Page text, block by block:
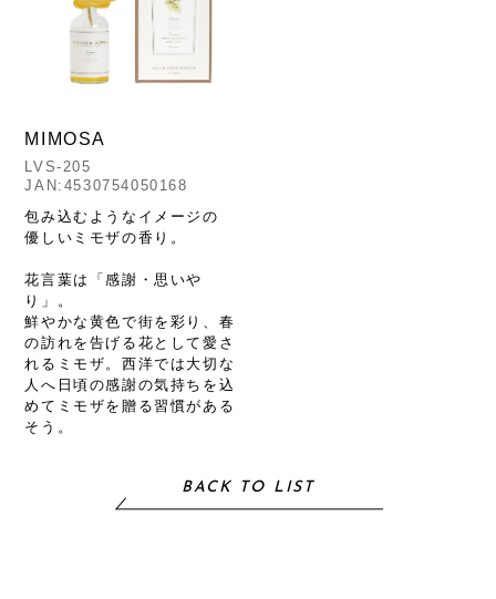
MIMOSA
LVS-205
JAN:4530754050168
包み込むようなイメージの
優しいミモザの香り。
花言葉は「感謝・思いや
り」。
鮮やかな黄色で街を彩り、春
の訪れを告げる花として愛さ
れるミモザ。西洋では大切な
人へ日頃の感謝の気持ちを込
めてミモザを贈る習慣がある
そう。
BACK TO LIST